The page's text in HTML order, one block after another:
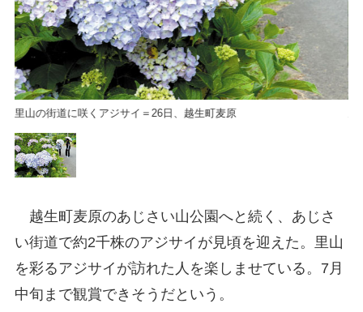
里山の街道に咲くアジサイ＝26日、越生町麦原
越生町麦原のあじさい山公園へと続く、あじさ
い街道で約2千株のアジサイが見頃を迎えた。里山
を彩るアジサイが訪れた人を楽しませている。7月
中旬まで観賞できそうだという。